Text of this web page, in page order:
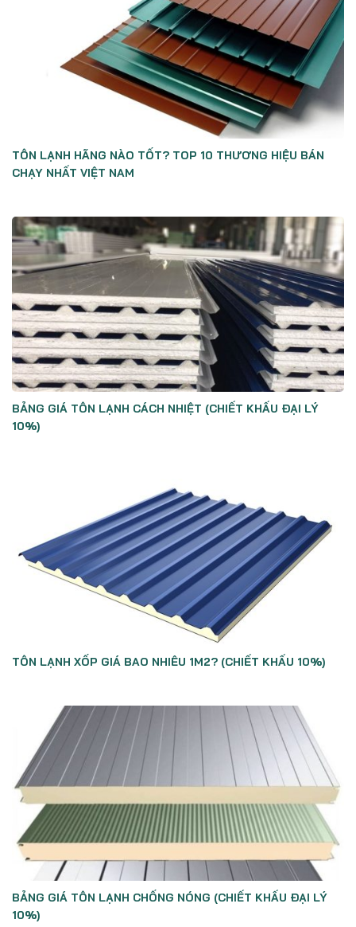
TÔN LẠNH HÃNG NÀO TỐT? TOP 10 THƯƠNG HIỆU BÁN
CHẠY NHẤT VIỆT NAM
BẢNG GIÁ TÔN LẠNH CÁCH NHIỆT (CHIẾT KHẤU ĐẠI LÝ
10%)
TÔN LẠNH XỐP GIÁ BAO NHIÊU 1M2? (CHIẾT KHẤU 10%)
BẢNG GIÁ TÔN LẠNH CHỐNG NÓNG (CHIẾT KHẤU ĐẠI LÝ
10%)